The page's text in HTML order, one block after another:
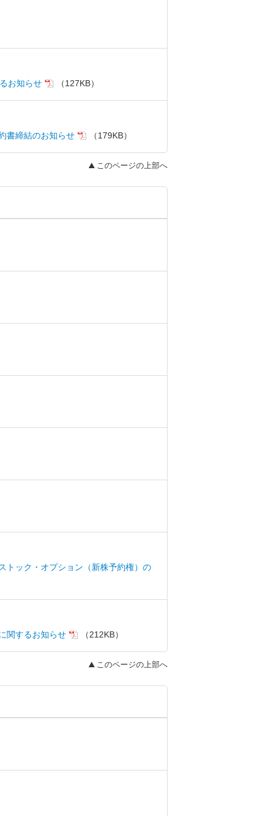
お知らせ （127KB）
書締結のお知らせ （179KB）
このページの上部へ
トック・オプション（新株予約権）の
関するお知らせ （212KB）
このページの上部へ